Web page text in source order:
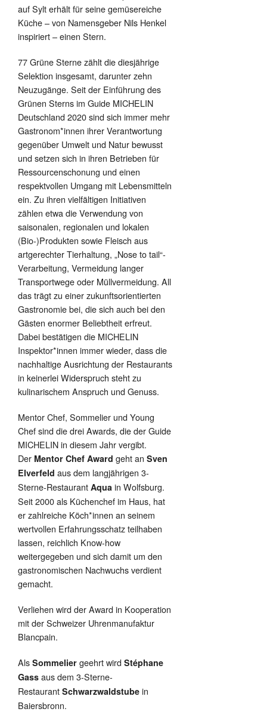
auf Sylt erhält für seine gemüsereiche
Küche – von Namensgeber Nils Henkel
inspiriert – einen Stern.
77 Grüne Sterne zählt die diesjährige
Selektion insgesamt, darunter zehn
Neuzugänge. Seit der Einführung des
Grünen Sterns im Guide MICHELIN
Deutschland 2020 sind sich immer mehr
Gastronom*innen ihrer Verantwortung
gegenüber Umwelt und Natur bewusst
und setzen sich in ihren Betrieben für
Ressourcenschonung und einen
respektvollen Umgang mit Lebensmitteln
ein. Zu ihren vielfältigen Initiativen
zählen etwa die Verwendung von
saisonalen, regionalen und lokalen
(Bio-)Produkten sowie Fleisch aus
artgerechter Tierhaltung, „Nose to tail“-
Verarbeitung, Vermeidung langer
Transportwege oder Müllvermeidung. All
das trägt zu einer zukunftsorientierten
Gastronomie bei, die sich auch bei den
Gästen enormer Beliebtheit erfreut.
Dabei bestätigen die MICHELIN
Inspektor*innen immer wieder, dass die
nachhaltige Ausrichtung der Restaurants
in keinerlei Widerspruch steht zu
kulinarischem Anspruch und Genuss.
Mentor Chef, Sommelier und Young
Chef sind die drei Awards, die der Guide
MICHELIN in diesem Jahr vergibt.
Der Mentor Chef Award geht an Sven
Elverfeld aus dem langjährigen 3-
Sterne-Restaurant Aqua in Wolfsburg.
Seit 2000 als Küchenchef im Haus, hat
er zahlreiche Köch*innen an seinem
wertvollen Erfahrungsschatz teilhaben
lassen, reichlich Know-how
weitergegeben und sich damit um den
gastronomischen Nachwuchs verdient
gemacht.
Verliehen wird der Award in Kooperation
mit der Schweizer Uhrenmanufaktur
Blancpain.
Als Sommelier geehrt wird Stéphane
Gass aus dem 3-Sterne-
Restaurant Schwarzwaldstube in
Baiersbronn.